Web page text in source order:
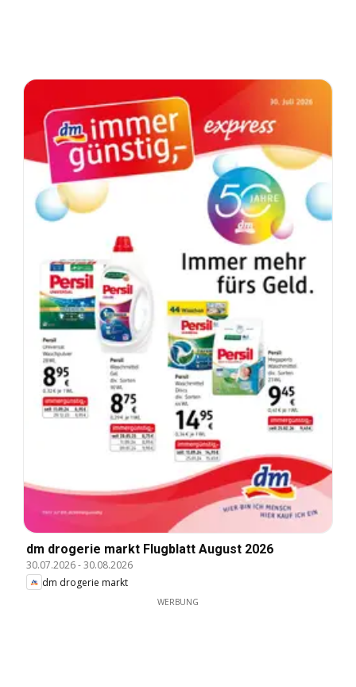
dm drogerie markt Flugblatt August 2026
30.07.2026-30.08.2026
dm drogerie markt
WERBUNG